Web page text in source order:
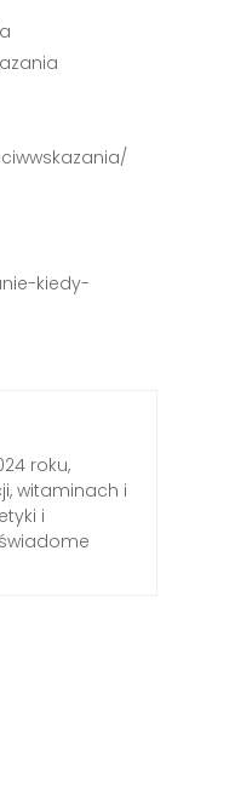
kiedy-
roku,
witaminach i
i